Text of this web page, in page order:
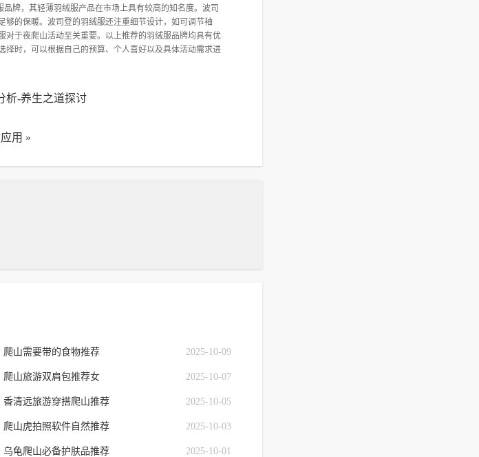
牌，其轻薄羽绒服产品在市场上具有较高的知名度。波司
的保暖。波司登的羽绒服还注重细节设计，如可调节袖
对于夜爬山活动至关重要。以上推荐的羽绒服品牌均具有优
时，可以根据自己的预算、个人喜好以及具体活动需求进
析-养生之道探讨
用 »
2025-10-09
爬山需要带的食物推荐
2025-10-07
爬山旅游双肩包推荐女
2025-10-05
香清远旅游穿搭爬山推荐
2025-10-03
爬山虎拍照软件自然推荐
2025-10-01
乌龟爬山必备护肤品推荐